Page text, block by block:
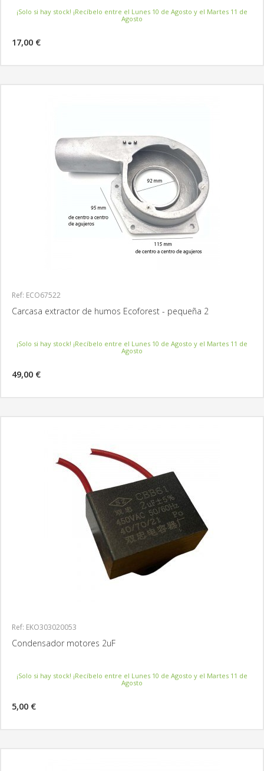
¡Solo si hay stock! ¡Recíbelo entre el Lunes 10 de Agosto y el Martes 11 de
Agosto
17,00 €
Ref: ECO67522
Carcasa extractor de humos Ecoforest - pequeña 2
¡Solo si hay stock! ¡Recíbelo entre el Lunes 10 de Agosto y el Martes 11 de
Agosto
49,00 €
Ref: EKO303020053
Condensador motores 2uF
¡Solo si hay stock! ¡Recíbelo entre el Lunes 10 de Agosto y el Martes 11 de
Agosto
5,00 €